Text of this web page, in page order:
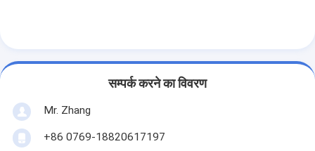
एयर फिल्टर निर्माण मशीन
सम्पर्क करने का विवरण
Mr. Zhang
+86 0769-18820617197